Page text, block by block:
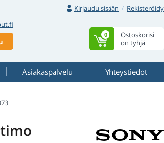
Kirjaudu sisään
Rekisteröidy
Ostoskorisi
on tyhjä
0
Asiakaspalvelu Yhteystiedot